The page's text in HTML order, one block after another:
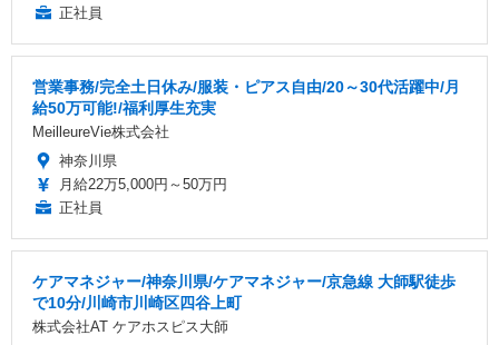
正社員
営業事務/完全土日休み/服装・ピアス自由/20～30代活躍中/月
給50万可能!/福利厚生充実
MeilleureVie株式会社
神奈川県
月給22万5,000円～50万円
正社員
ケアマネジャー/神奈川県/ケアマネジャー/京急線 大師駅徒歩
で10分/川崎市川崎区四谷上町
株式会社AT ケアホスピス大師